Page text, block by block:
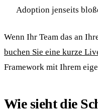
Adoption jenseits
Wenn Ihr Team das an
buchen Sie eine kurze
Framework mit Ihrem
Wie sieht die